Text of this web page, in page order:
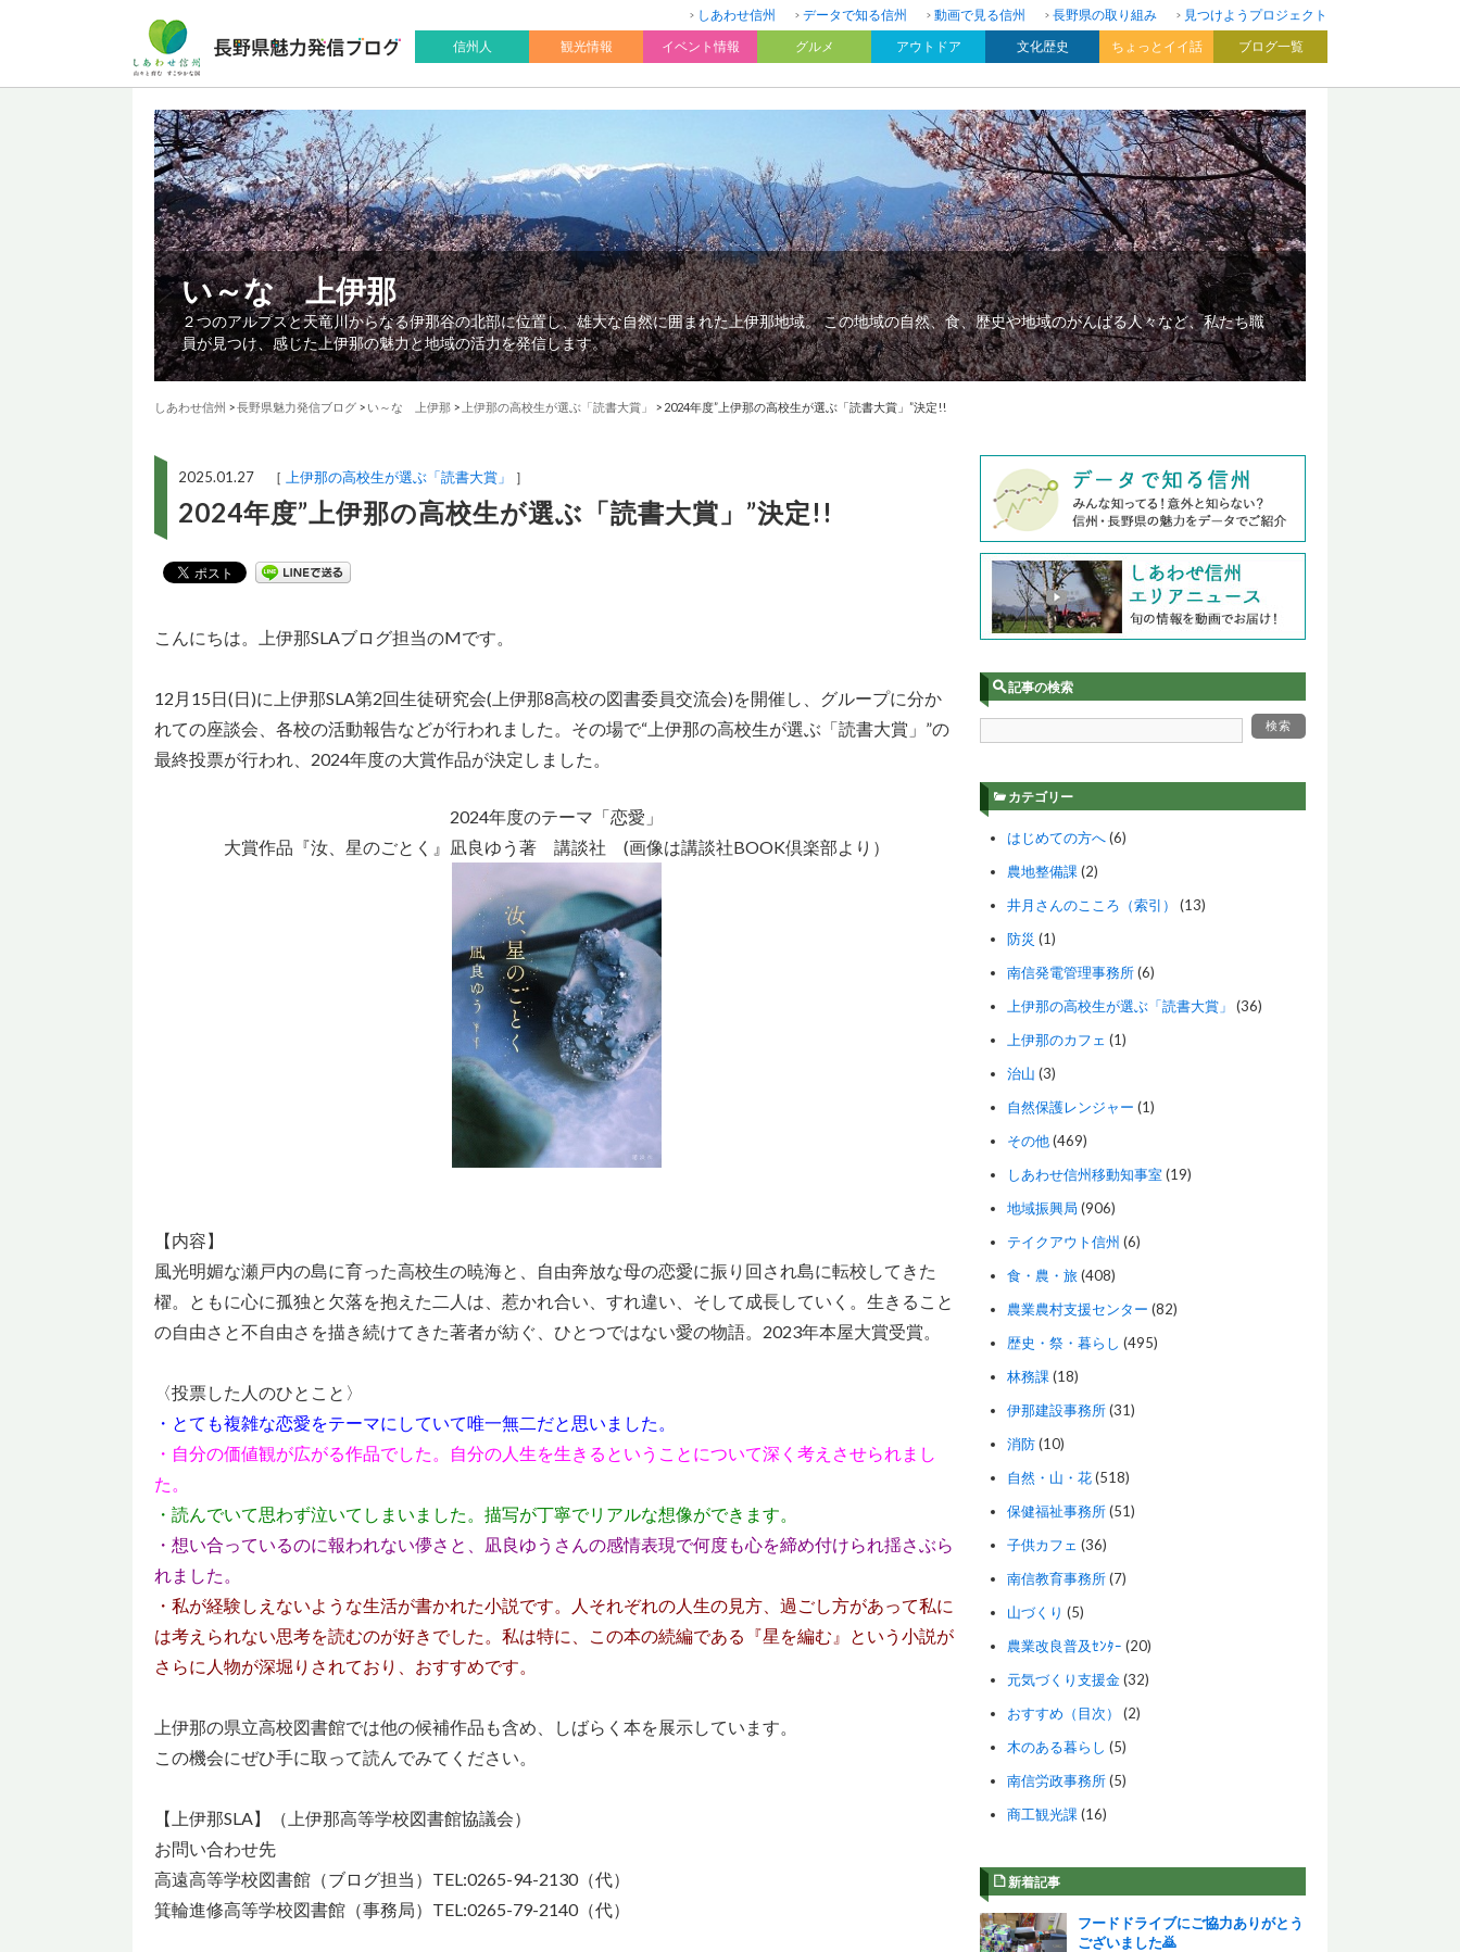
しあわせ信州 データで知る信州 動画で見る信州 長野県の取り組み
見つけようプロジェクト
信州人
観光情報 イベント情報 グルメ アウトドア 文化歴史 ちょっとイイ話 ブログ一覧
い～な 上伊那
２つのアルプスと天竜川からなる伊那谷の北部に位置し、雄大な自然に囲まれた上伊那地域。 この地域の自然、食、歴史や地域のがんばる人々など、私たち職
員が見つけ、感じた上伊那の魅力と地域の活力を発信します。
しあわせ信州 >長野県魅力発信ブログ > い～な 上伊那 > 上伊那の高校生が選ぶ「読書大賞」 > 2024年度”上伊那の高校生が選ぶ「読書大賞」”決定!!
2025.01.27 ［ 上伊那の高校生が選ぶ「読書大賞」 ］
2024年度”上伊那の高校生が選ぶ「読書大賞」”決定!!
こんにちは。上伊那SLAブログ担当のMです。
12月15日(日)に上伊那SLA第2回生徒研究会(上伊那8高校の図書委員交流会)を開催し、グループに分か
れての座談会、各校の活動報告などが行われました。その場で“上伊那の高校生が選ぶ「読書大賞」”の
最終投票が行われ、2024年度の大賞作品が決定しました。
2024年度のテーマ「恋愛」
大賞作品『汝、星のごとく』凪良ゆう著 講談社 (画像は講談社BOOK倶楽部より）
【内容】
風光明媚な瀬戸内の島に育った高校生の暁海と、自由奔放な母の恋愛に振り回され島に転校してきた
櫂。ともに心に孤独と欠落を抱えた二人は、惹かれ合い、すれ違い、そして成長していく。生きること
の自由さと不自由さを描き続けてきた著者が紡ぐ、ひとつではない愛の物語。2023年本屋大賞受賞。
〈投票した人のひとこと〉
・とても複雑な恋愛をテーマにしていて唯一無二だと思いました。
・自分の価値観が広がる作品でした。自分の人生を生きるということについて深く考えさせられまし
た。
・読んでいて思わず泣いてしまいました。描写が丁寧でリアルな想像ができます。
・想い合っているのに報われない儚さと、凪良ゆうさんの感情表現で何度も心を締め付けられ揺さぶら
れました。
・私が経験しえないような生活が書かれた小説です。人それぞれの人生の見方、過ごし方があって私に
は考えられない思考を読むのが好きでした。私は特に、この本の続編である『星を編む』という小説が
さらに人物が深堀りされており、おすすめです。
上伊那の県立高校図書館では他の候補作品も含め、しばらく本を展示しています。
この機会にぜひ手に取って読んでみてください。
【上伊那SLA】（上伊那高等学校図書館協議会）
お問い合わせ先
高遠高等学校図書館（ブログ担当）TEL:0265-94-2130（代）
箕輪進修高等学校図書館（事務局）TEL:0265-79-2140（代）
記事の検索
カテゴリー
はじめての方へ(6)
農地整備課 (2)
井月さんのこころ（索引）
(13)
防災 (1)
南信発電管理事務所(6)
上伊那の高校生が選ぶ「読書大賞」
(36)
上伊那のカフェ (1)
治山 (3)
自然保護レンジャー (1)
その他(469)
しあわせ信州移動知事室(19)
地域振興局 (906)
テイクアウト信州 (6)
食・農・旅(408)
農業農村支援センター (82)
歴史・祭・暮らし (495)
林務課 (18)
伊那建設事務所(31)
消防(10)
自然・山・花(518)
保健福祉事務所(51)
子供カフェ (36)
南信教育事務所(7)
山づくり (5)
農業改良普及ｾﾝﾀｰ (20)
元気づくり支援金(32)
おすすめ（目次）
(2)
木のある暮らし (5)
南信労政事務所(5)
商工観光課 (16)
新着記事
フードドライブにご協力ありがとう
ございました🙇